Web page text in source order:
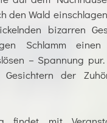
den Wald
bizarren
Schlamm einen
– Spannung
der